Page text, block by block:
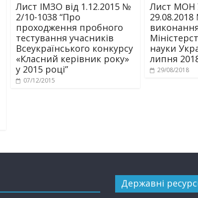
Лист ІМЗО від 1.12.2015 №
2/10-1038 “Про
проходження пробного
тестування учасників
Всеукраїнського конкурсу
«Класний керівник року»
у 2015 році”
07/12/2015
Лист МОН
науки
липня
29/08/2018
Державні